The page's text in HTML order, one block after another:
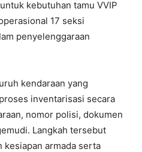
kebutuhan tamu VVIP
17 seksi
penyelenggaraan
kendaraan yang
inventarisasi secara
nomor polisi, dokumen
Langkah tersebut
kesiapan armada serta